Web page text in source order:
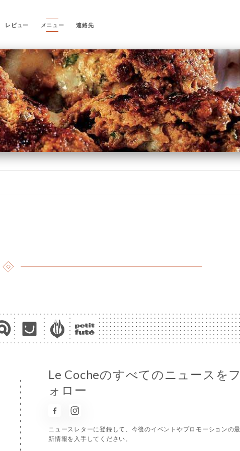
レビュー メニュー 連絡先
Le Cocheのすべてのニュースをフ
ォロー
ニュースレターに登録して、今後のイベントやプロモーションの最
新情報を入手してください。